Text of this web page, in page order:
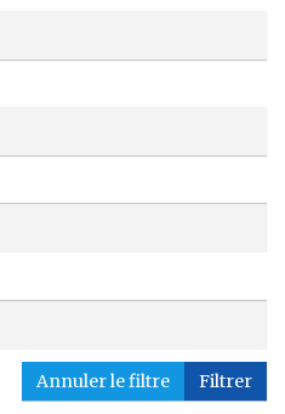
Filtrer
Annuler le filtre